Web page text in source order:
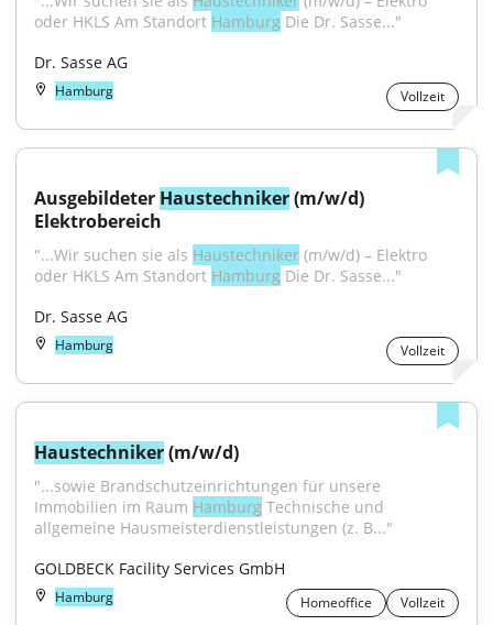
oder HKLS Am Standort Hamburg Die Dr. Sasse..."
Dr. Sasse AG
Hamburg Vollzeit
Ausgebildeter Haustechniker (m/w/d)
Elektrobereich
"...Wir suchen sie als Haustechniker (m/w/d) – Elektro
oder HKLS Am Standort Hamburg Die Dr. Sasse..."
Dr. Sasse AG
Hamburg Vollzeit
Haustechniker (m/w/d)
"...sowie Brandschutzeinrichtungen für unsere
Immobilien im Raum Hamburg Technische und
allgemeine Hausmeisterdienstleistungen (z. B..."
GOLDBECK Facility Services GmbH
Hamburg Homeoffice Vollzeit